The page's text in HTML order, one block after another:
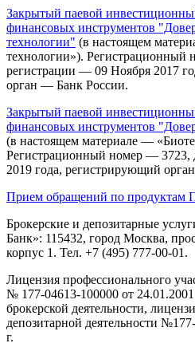
Закрытый паевой
финансовых инструментов
технологии" (в настоящем
технологии»). Регистрационный
регистрации — 09 Ноября 2017
орган — Банк России.
Закрытый паевой
финансовых инструментов
(в настоящем материале —
Регистрационный номер — 3723,
2019 года, регистрирующий
Прием обращений по
Брокерские и депозитарные
Банк»: 115432, город Москва,
корпус 1. Тел. +7 (495) 777-00-01.
Лицензия профессионального
№ 177-04613-100000 от
брокерской деятельности,
депозитарной деятельности
г.